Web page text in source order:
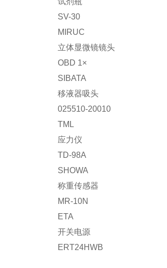
SV-30
MIRUC
立体显微镜镜头
OBD 1×
SIBATA
移液器吸头
025510-20010
TML
应力仪
TD-98A
SHOWA
称重传感器
MR-10N
ETA
开关电源
ERT24HWB